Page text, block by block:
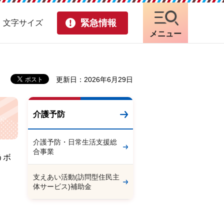
文字サイズ 緊急情報
メニュー
更新日：2026年6月29日
ボ
介護予防
介護予防・日常生活支援総
合事業
支えあい活動(訪問型住民主
体サービス)補助金